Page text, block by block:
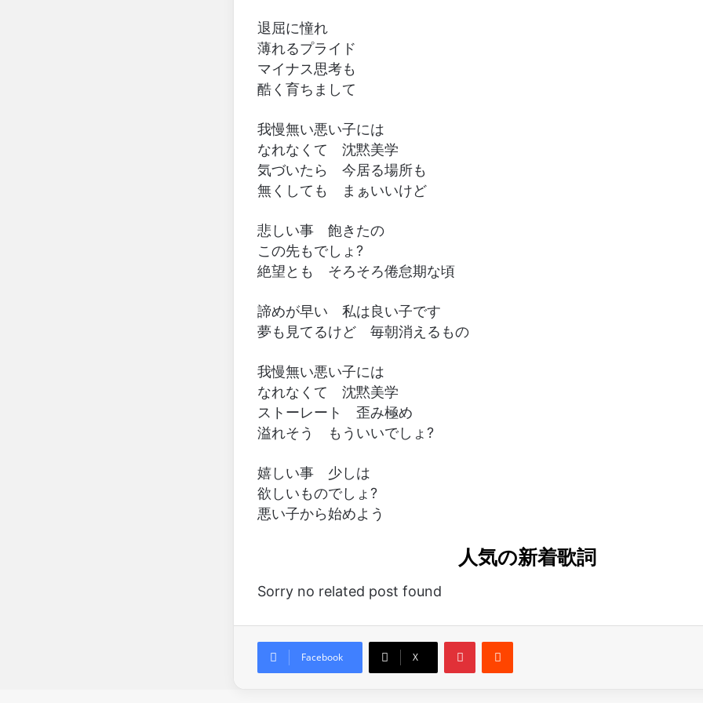
退屈に憧れ
薄れるプライド
マイナス思考も
酷く育ちまして
我慢無い悪い子には
なれなくて 沈黙美学
気づいたら 今居る場所も
無くしても まぁいいけど
悲しい事 飽きたの
この先もでしょ?
絶望とも そろそろ倦怠期な頃
諦めが早い 私は良い子です
夢も見てるけど 毎朝消えるもの
我慢無い悪い子には
なれなくて 沈黙美学
ストーレート 歪み極め
溢れそう もういいでしょ?
嬉しい事 少しは
欲しいものでしょ?
悪い子から始めよう
人気の新着歌詞
Sorry no related post found
Facebook X
PinterestReddit